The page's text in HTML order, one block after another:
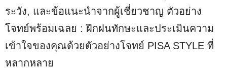
ระวัง, และข้อแนะนำจากผู้เชี่ยวชาญ ตัวอย่าง
โจทย์พร้อมเฉลย : ฝึกฝนทักษะและประเมินความ
เข้าใจของคุณด้วยตัวอย่างโจทย์ PISA STYLE ที่
หลากหลาย